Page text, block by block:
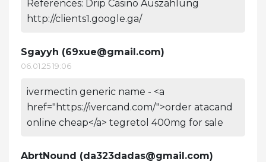
References: Drip Casino Auszahlung
http://clients1.google.ga/
Sgayyh (69xue@gmail.com)
06.01.25 19:06
ivermectin generic name - <a
href="https://ivercand.com/">order atacand
online cheap</a> tegretol 400mg for sale
AbrtNound (da323dadas@gmail.com)